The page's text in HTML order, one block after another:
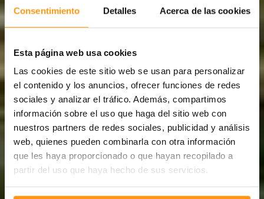
Consentimiento Detalles Acerca de las cookies
Esta página web usa cookies
Las cookies de este sitio web se usan para personalizar
el contenido y los anuncios, ofrecer funciones de redes
sociales y analizar el tráfico. Además, compartimos
información sobre el uso que haga del sitio web con
nuestros partners de redes sociales, publicidad y análisis
web, quienes pueden combinarla con otra información
que les haya proporcionado o que hayan recopilado a
partir del uso que haya hecho de sus servicios.
GRUPO LOS
OLIVOS